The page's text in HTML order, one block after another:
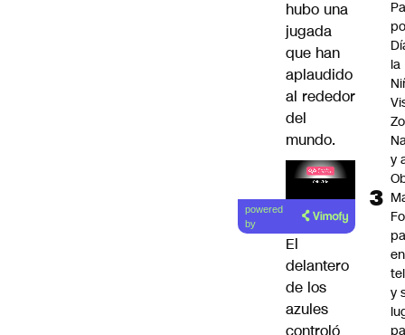
hubo una
jugada
que han
aplaudido
al rededor
del
mundo.
powered
by
El
delantero
de los
azules
la
y
en
y